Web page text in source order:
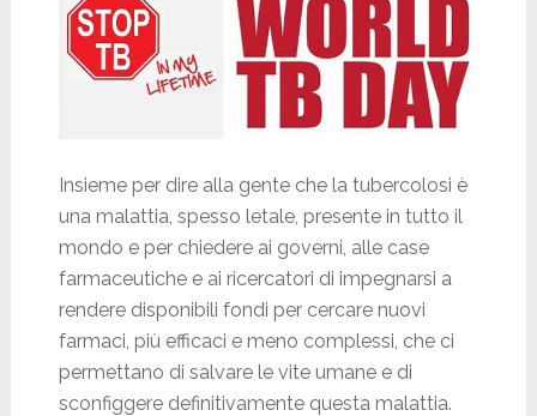
Insieme per dire alla gente che la tubercolosi è
una malattia, spesso letale, presente in tutto il
mondo e per chiedere ai governi, alle case
farmaceutiche e ai ricercatori di impegnarsi a
rendere disponibili fondi per cercare nuovi
farmaci, più efficaci e meno complessi, che ci
permettano di salvare le vite umane e di
sconfiggere definitivamente questa malattia.